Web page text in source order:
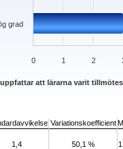
att lärarna varit
grad
0 1 2
Variationskoefficient
1,4 50,1 %